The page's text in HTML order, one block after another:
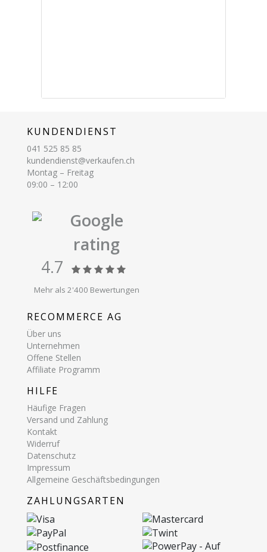
KUNDENDIENST
041 525 85 85
kundendienst@verkaufen.ch
Montag – Freitag
09:00 – 12:00
Google
rating
4.7
Mehr als 2'400 Bewertungen
RECOMMERCE AG
Über uns
Unternehmen
Offene Stellen
Affiliate Programm
HILFE
Häufige Fragen
Versand und Zahlung
Kontakt
Widerruf
Datenschutz
Impressum
Allgemeine Geschäftsbedingungen
ZAHLUNGSARTEN